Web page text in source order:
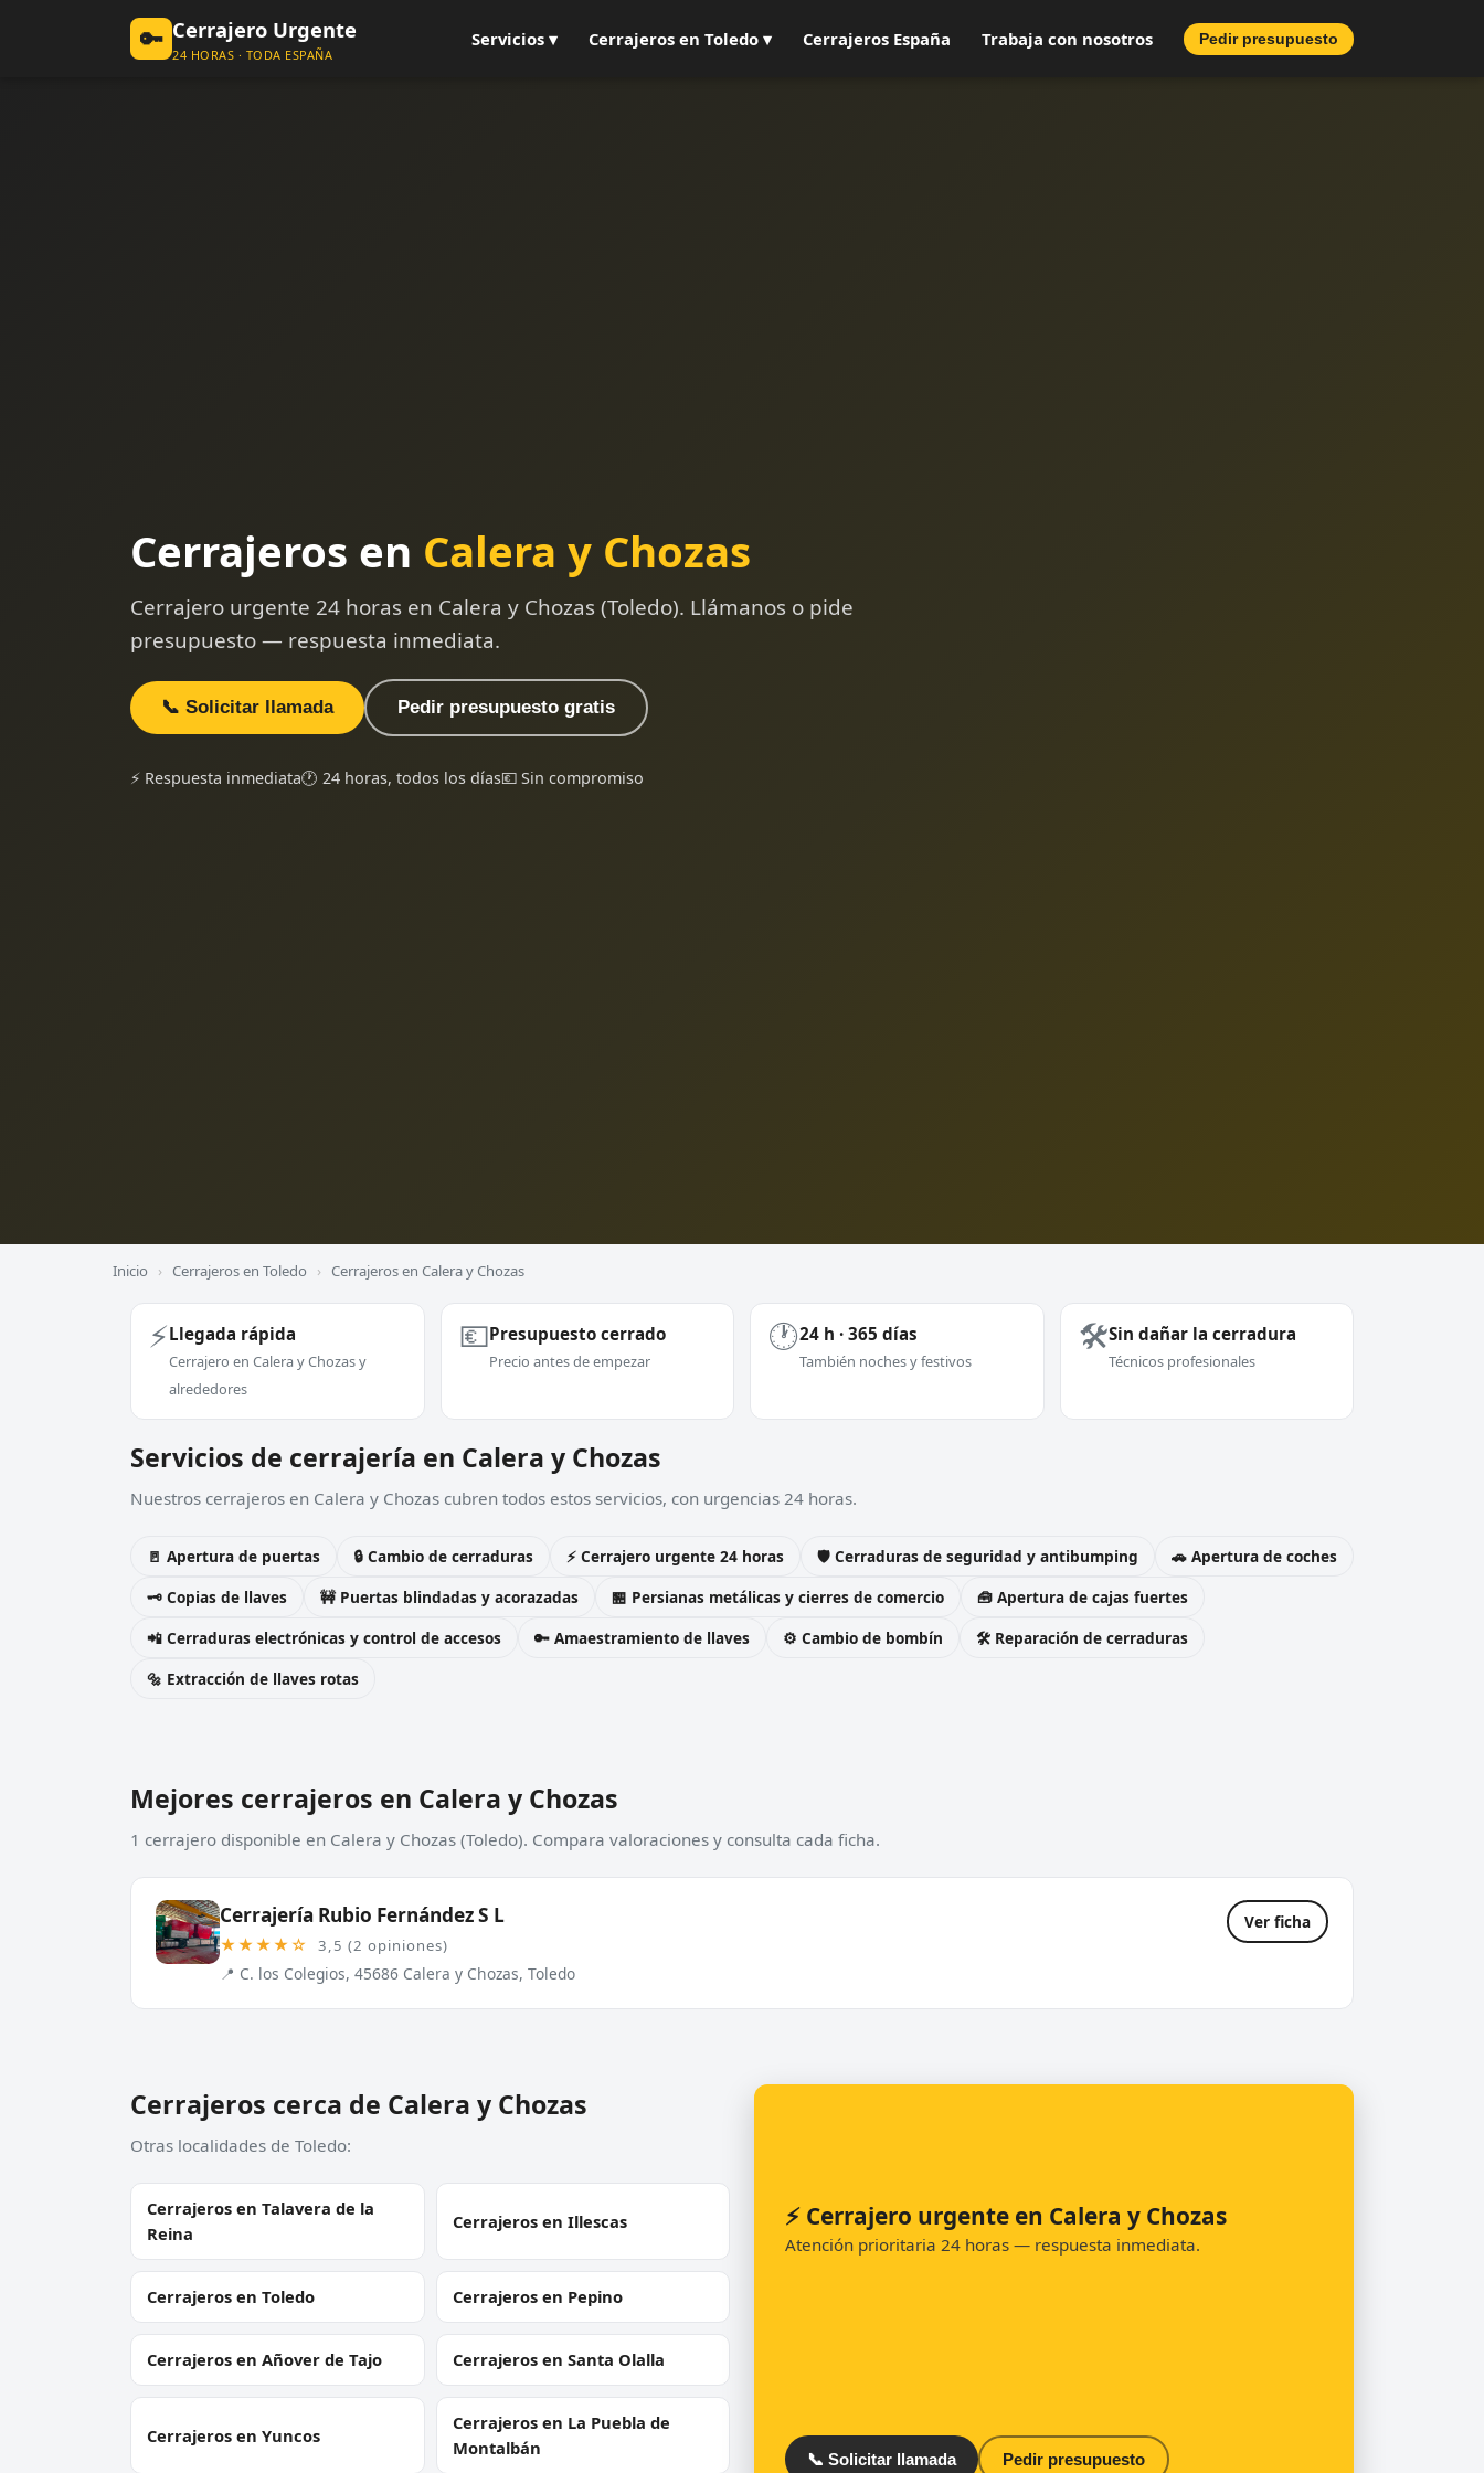
🔑 Cerrajero Urgente
24 HORAS · TODA ESPAÑA
Servicios ▾ Cerrajeros en Toledo ▾ Cerrajeros España Trabaja con nosotros Pedir presupuesto
Cerrajeros en Calera y Chozas
Cerrajero urgente 24 horas en Calera y Chozas (Toledo). Llámanos o pide
presupuesto — respuesta inmediata.
📞 Solicitar llamada Pedir presupuesto gratis
⚡ Respuesta inmediata🕐 24 horas, todos los días💶 Sin compromiso
Inicio › Cerrajeros en Toledo › Cerrajeros en Calera y Chozas
⚡Llegada rápida
Cerrajero en Calera y Chozas y
alrededores
💶Presupuesto cerrado
Precio antes de empezar
🕐24 h · 365 días
También noches y festivos
🛠️Sin dañar la cerradura
Técnicos profesionales
Servicios de cerrajería en Calera y Chozas
Nuestros cerrajeros en Calera y Chozas cubren todos estos servicios, con urgencias 24 horas.
🚪 Apertura de puertas 🔒 Cambio de cerraduras ⚡ Cerrajero urgente 24 horas 🛡️ Cerraduras de seguridad y antibumping
🚗 Apertura de coches
🗝️ Copias de llaves
🚧 Puertas blindadas y acorazadas 🏪 Persianas metálicas y cierres de comercio
🧰 Apertura de cajas fuertes
📲 Cerraduras electrónicas y control de accesos
🔑 Amaestramiento de llaves ⚙️ Cambio de bombín
🛠️ Reparación de cerraduras
🔩 Extracción de llaves rotas
Mejores cerrajeros en Calera y Chozas
1 cerrajero disponible en Calera y Chozas (Toledo). Compara valoraciones y consulta cada ficha.
Cerrajería Rubio Fernández S L
★★★★☆ 3,5 (2 opiniones)
📍 C. los Colegios, 45686 Calera y Chozas, Toledo
Ver ficha
Cerrajeros cerca de Calera y Chozas
Otras localidades de Toledo:
Cerrajeros en Talavera de la
Reina
Cerrajeros en Illescas
Cerrajeros en Toledo Cerrajeros en Pepino
Cerrajeros en Añover de Tajo Cerrajeros en Santa Olalla
Cerrajeros en Yuncos
Cerrajeros en La Puebla de
Montalbán
⚡ Cerrajero urgente en Calera y Chozas
Atención prioritaria 24 horas — respuesta inmediata.
📞 Solicitar llamada Pedir presupuesto